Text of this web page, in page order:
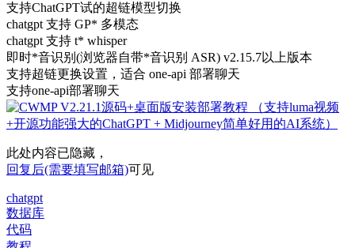
支持ChatGPT试的超链模型切换
chatgpt 支持 GP* 多模态
chatgpt 支持 t* whisper
即时*音识别(浏览器自带*音识别 ASR) v2.15.7以上版本
支持超链更换设置，适合 one-api 部署聊天
支持one-api部署聊天
此处内容已隐藏，
回复后(需要填写邮箱)可见
chatgpt
数据库
代码